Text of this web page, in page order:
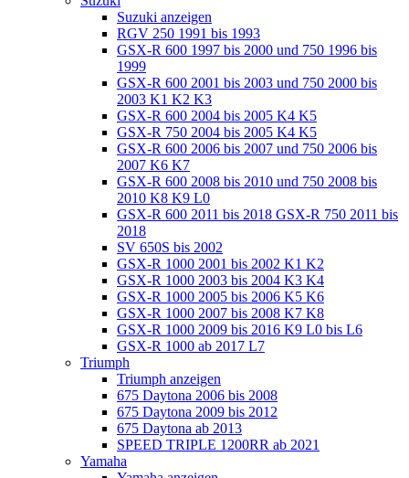
Suzuki anzeigen
RGV 250 1991 bis 1993
GSX-R 600 1997 bis 2000 und 750 1996 bis
1999
GSX-R 600 2001 bis 2003 und 750 2000 bis
2003 K1 K2 K3
GSX-R 600 2004 bis 2005 K4 K5
GSX-R 750 2004 bis 2005 K4 K5
GSX-R 600 2006 bis 2007 und 750 2006 bis
2007 K6 K7
GSX-R 600 2008 bis 2010 und 750 2008 bis
2010 K8 K9 L0
GSX-R 600 2011 bis 2018 GSX-R 750 2011 bis
2018
SV 650S bis 2002
GSX-R 1000 2001 bis 2002 K1 K2
GSX-R 1000 2003 bis 2004 K3 K4
GSX-R 1000 2005 bis 2006 K5 K6
GSX-R 1000 2007 bis 2008 K7 K8
GSX-R 1000 2009 bis 2016 K9 L0 bis L6
GSX-R 1000 ab 2017 L7
Triumph
Triumph anzeigen
675 Daytona 2006 bis 2008
675 Daytona 2009 bis 2012
675 Daytona ab 2013
SPEED TRIPLE 1200RR ab 2021
Yamaha